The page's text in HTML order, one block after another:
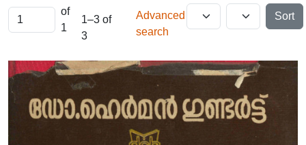
of
1
1–3 of
3
Advanced
search
Sort